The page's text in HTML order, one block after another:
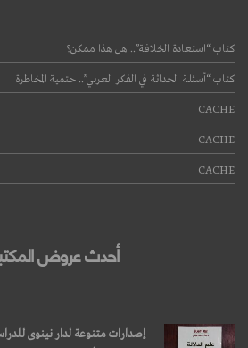
كتاب “استعادة الخلافة”.. هل هذا ممكن؟
كتاب “أسئلة الحداثة في الفكر العربي”.. حتمية المخاطرة
CACHE
CACHE
CACHE
أحدث عروض
إصدارات متنوعة لدار نينوى